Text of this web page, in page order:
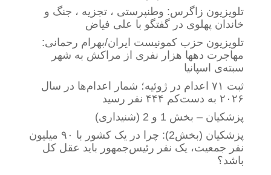
تلویزیون زاگرس: وطنپرستی ، تجزیه ، جنگ و
خاندان پهلوی در گفتگو با علی فیاض
تلویزیون حزب کمونیست ایران/بهرام رحمانی:
مهاجرت دهها هزار نفری از مراکش به شهر
سبته‌ی اسپانیا
ثبت ۷۱ اعدام در ژوئیه؛ شمار اعدام‌ها در سال
۲۰۲۶ به دست‌کم ۴۴۴ نفر رسید
پزشکیان – بخش 1 و 2 (شنیداری)
پزشکیان (بخش2): چرا در یک کشور با ۹۰ میلیون
نفر جمعیت، یک نفر رئیس‌جمهور باید عقل کل
باشد؟